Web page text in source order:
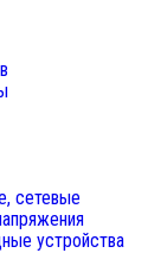
сетевые
устройства